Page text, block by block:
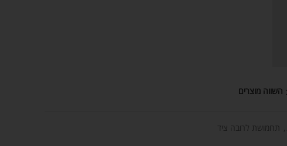
השווה מוצרים
תחמושת לרובה ציד